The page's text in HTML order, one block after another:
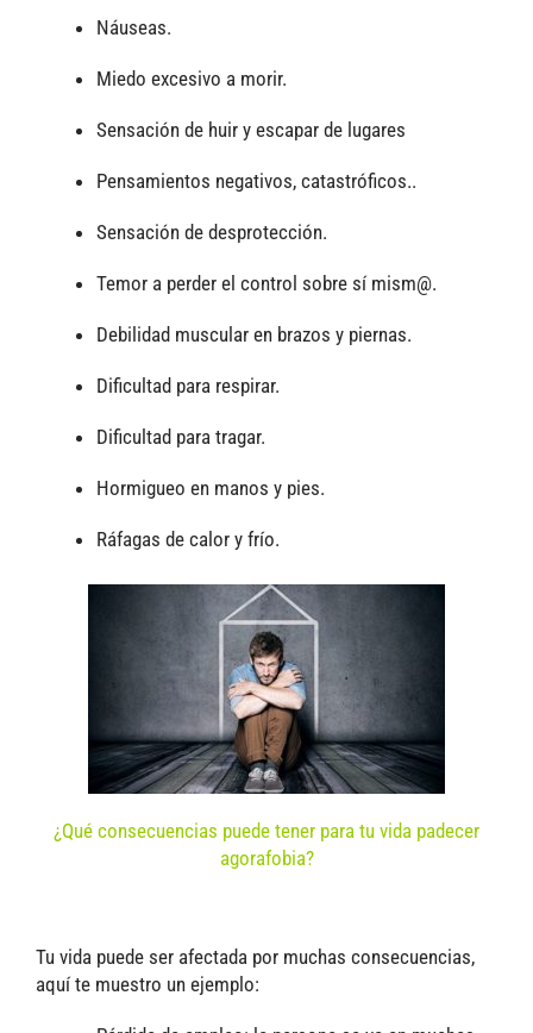
Náuseas.
Miedo excesivo a morir.
Sensación de huir y escapar de lugares
Pensamientos negativos, catastróficos..
Sensación de desprotección.
Temor a perder el control sobre sí mism@.
Debilidad muscular en brazos y piernas.
Dificultad para respirar.
Dificultad para tragar.
Hormigueo en manos y pies.
Ráfagas de calor y frío.
¿Qué consecuencias puede tener para tu vida padecer
agorafobia?
Tu vida puede ser afectada por muchas consecuencias,
aquí te muestro un ejemplo: